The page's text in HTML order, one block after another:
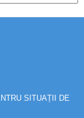
SITUAȚII DE